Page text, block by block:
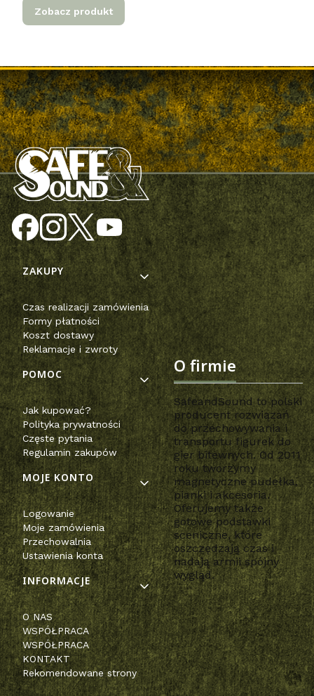
Zobacz produkt
Linki w stopce
ZAKUPY
Czas realizacji zamówienia
Formy płatności
Koszt dostawy
Reklamacje i zwroty
POMOC
Jak kupować?
Polityka prywatności
Częste pytania
Regulamin zakupów
MOJE KONTO
Logowanie
Moje zamówienia
Przechowalnia
Ustawienia konta
INFORMACJE
O NAS
WSPÓŁPRACA
WSPÓŁPRACA
KONTAKT
Rekomendowane strony
O firmie
SafeandSound to polski
producent rozwiązań
do przechowywania i
transportu figurek do
gier bitewnych. Od 2011
roku tworzymy
magnetyczne pudełka,
pianki i akcesoria.
Oferujemy także
gotowe podstawki
sceniczne, które
oszczędzają czas i
nadają armii spójny
wygląd.